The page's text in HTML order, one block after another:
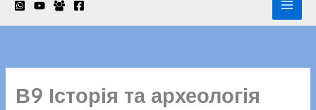
В9 Історія та археологія